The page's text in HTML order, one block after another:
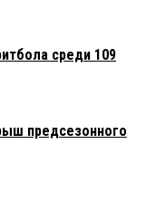
среди 109
предсезонного